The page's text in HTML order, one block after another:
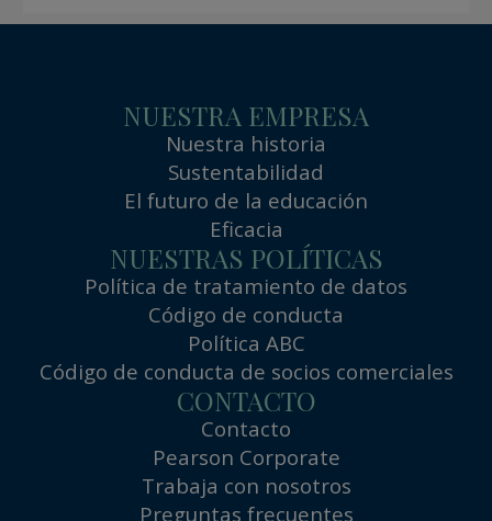
NUESTRA EMPRESA
Nuestra historia
Sustentabilidad
El futuro de la educación
Eficacia
NUESTRAS POLÍTICAS
Política de tratamiento de datos
Código de conducta
Política ABC
Código de conducta de socios comerciales
CONTACTO
Contacto
Pearson Corporate
Trabaja con nosotros
Preguntas frecuentes